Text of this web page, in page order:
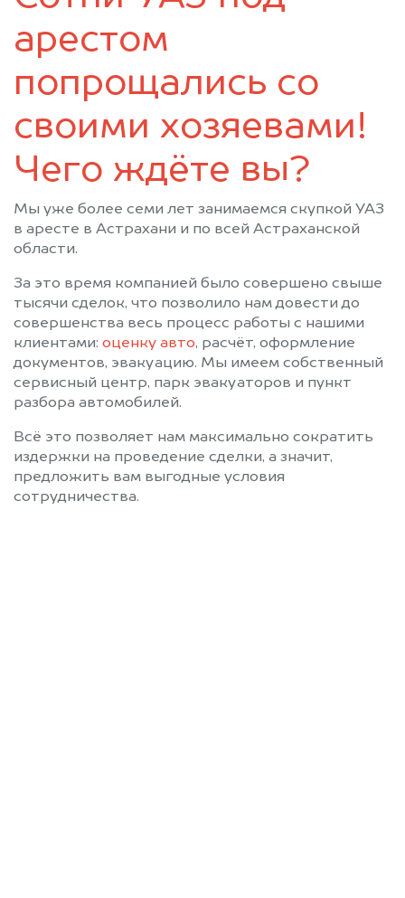
арестом
попрощались со
своими хозяевами!
Чего ждёте вы?
Мы уже более семи лет занимаемся скупкой УАЗ
в аресте в Астрахани и по всей Астраханской
области.
За это время компанией было совершено свыше
тысячи сделок, что позволило нам довести до
совершенства весь процесс работы с нашими
клиентами: оценку авто, расчёт, оформление
документов, эвакуацию. Мы имеем собственный
сервисный центр, парк эвакуаторов и пункт
разбора автомобилей.
Всё это позволяет нам максимально сократить
издержки на проведение сделки, а значит,
предложить вам выгодные условия
сотрудничества.